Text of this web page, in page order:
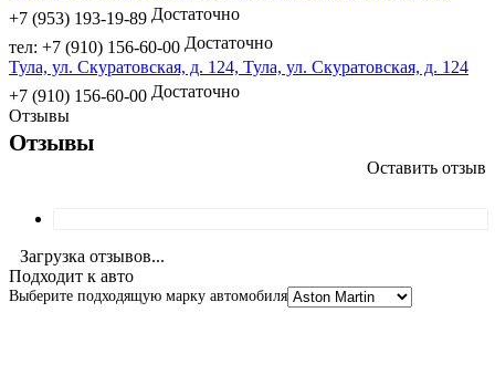
+7 (953) 193-19-89 Достаточно
тел: +7 (910) 156-60-00 Достаточно
Тула, ул. Скуратовская, д. 124, Тула, ул. Скуратовская, д. 124
+7 (910) 156-60-00 Достаточно
Отзывы
Отзывы
Оставить отзыв
Загрузка отзывов...
Подходит к авто
Выберите подходящую марку автомобиля